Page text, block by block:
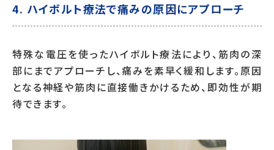
4. ハイボルト療法で痛みの原因にアプローチ
特殊な電圧を使ったハイボルト療法により、筋肉の深
部にまでアプローチし、痛みを素早く緩和します。原因
となる神経や筋肉に直接働きかけるため、即効性が期
待できます。